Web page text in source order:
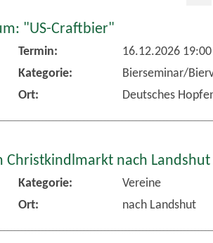
"US-Craftbier"
Termin:
16.12.2026
Kategorie:
Bierseminar/
Ort:
Deutsches
Christkindlmarkt nach Landshut
Kategorie:
Vereine
Ort:
nach Landshut